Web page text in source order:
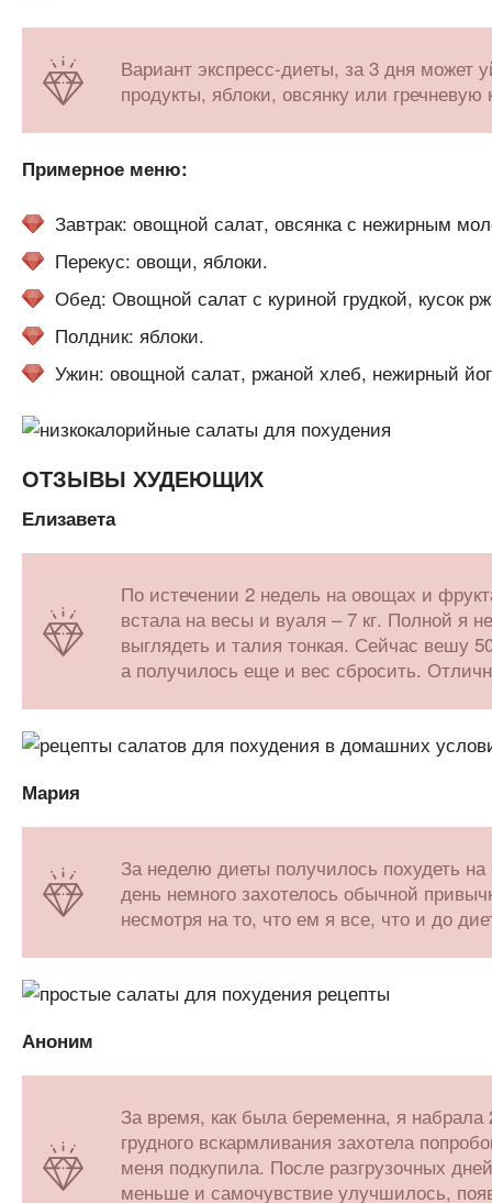
Вариант экспресс-диеты, за 3 дня
продукты, яблоки, овсянку или
Примерное меню:
Завтрак: овощной салат, овсянка с нежирным
Перекус: овощи, яблоки.
Обед: Овощной салат с куриной грудкой, кусок
Полдник: яблоки.
Ужин: овощной салат, ржаной хлеб, нежирный
ОТЗЫВЫ ХУДЕЮЩИХ
Елизавета
По истечении 2 недель на овощах и
встала на весы и вуаля – 7 кг. Полной я
выглядеть и талия тонкая. Сейчас вешу
а получилось еще и вес сбросить.
Мария
За неделю диеты получилось похудеть
день немного захотелось обычной
несмотря на то, что ем я все, что и до
Аноним
За время, как была беременна, я набрала
грудного вскармливания захотела
меня подкупила. После разгрузочных
меньше и самочувствие улучшилось,